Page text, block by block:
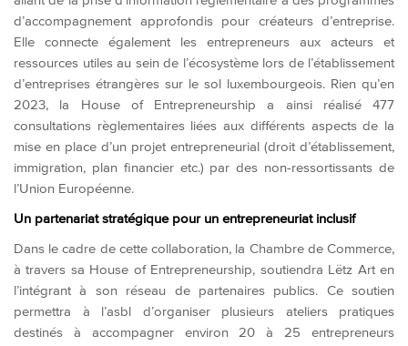
d’accompagnement approfondis pour créateurs d’entreprise.
Elle connecte également les entrepreneurs aux acteurs et
ressources utiles au sein de l’écosystème lors de l’établissement
d’entreprises étrangères sur le sol luxembourgeois. Rien qu’en
2023, la House of Entrepreneurship a ainsi réalisé 477
consultations règlementaires liées aux différents aspects de la
mise en place d’un projet entrepreneurial (droit d’établissement,
immigration, plan financier etc.) par des non-ressortissants de
l’Union Européenne.
Un partenariat stratégique pour un entrepreneuriat inclusif
Dans le cadre de cette collaboration, la Chambre de Commerce,
à travers sa House of Entrepreneurship, soutiendra Lëtz Art en
l’intégrant à son réseau de partenaires publics. Ce soutien
permettra à l’asbl d’organiser plusieurs ateliers pratiques
destinés à accompagner environ 20 à 25 entrepreneurs